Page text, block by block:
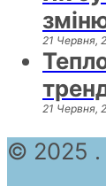
21 Червня,
21 Червня,
© 2025 .